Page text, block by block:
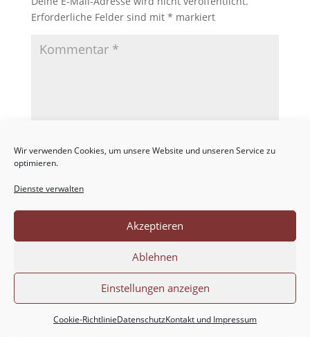
Wir verwenden Cookies, um unsere Website und unseren Service zu
optimieren.
Dienste verwalten
Akzeptieren
Ablehnen
Einstellungen anzeigen
Cookie-RichtlinieDatenschutzKontakt und Impressum
Erforderliche Felder sind mit * markiert
Meinen Namen, meine E-Mail-Adresse und
meine Website in diesem Browser für die nächste